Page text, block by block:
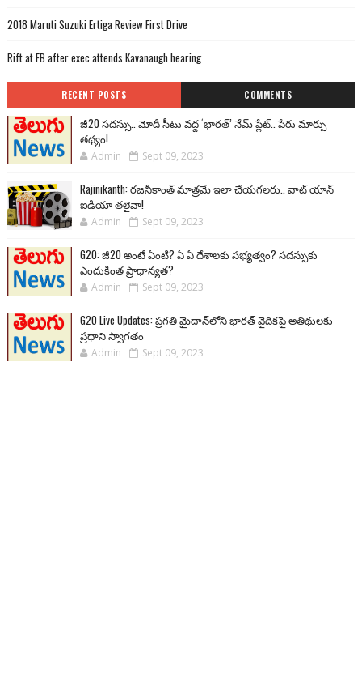
2018 Maruti Suzuki Ertiga Review First Drive
Rift at FB after exec attends Kavanaugh hearing
RECENT POSTS COMMENTS
జీ20 సదస్సు.. మోదీ సీటు వద్ద ‘భారత్’ నేమ్ ప్లేట్‌.. పేరు మార్పు
తథ్యం!
Admin Sept 09, 2023
Rajinikanth: రజనీకాంత్ మాత్రమే ఇలా చేయగలరు.. వాట్ యాన్
ఐడియా తలైవా!
Admin Sept 09, 2023
G20: జీ20 అంటే ఏంటి? ఏ ఏ దేశాలకు సభ్యత్వం? సదస్సుకు
ఎందుకింత ప్రాధాన్యత?
Admin Sept 09, 2023
G20 Live Updates: ప్రగతి మైదాన్‌లోని భారత్ వైదికపై అతిథులకు
ప్రధాని స్వాగతం
Admin Sept 09, 2023